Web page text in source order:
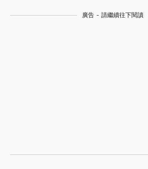
廣告 - 請繼續往下閱讀